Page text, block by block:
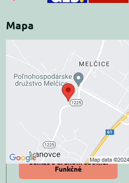
Mapa
Externý obsah je
blokovaný Voľbami
súkromia
Prajete si načítať externý obsah?
Povoliť tentokrát
Povoliť a zapamätať -
súhlas s druhom cookie:
Funkčné